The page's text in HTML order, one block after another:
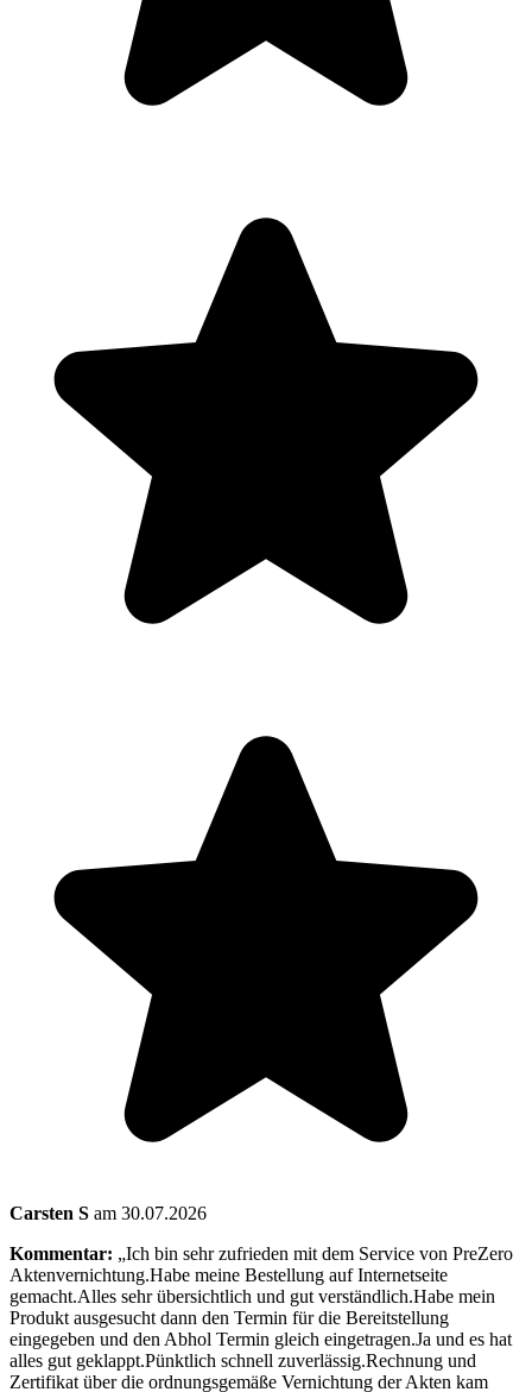
Carsten S am 30.07.2026
Kommentar: „Ich bin sehr zufrieden mit dem Service von PreZero
Aktenvernichtung.Habe meine Bestellung auf Internetseite
gemacht.Alles sehr übersichtlich und gut verständlich.Habe mein
Produkt ausgesucht dann den Termin für die Bereitstellung
eingegeben und den Abhol Termin gleich eingetragen.Ja und es hat
alles gut geklappt.Pünktlich schnell zuverlässig.Rechnung und
Zertifikat über die ordnungsgemäße Vernichtung der Akten kam